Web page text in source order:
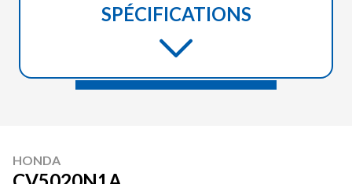
SPÉCIFICATIONS
HONDA